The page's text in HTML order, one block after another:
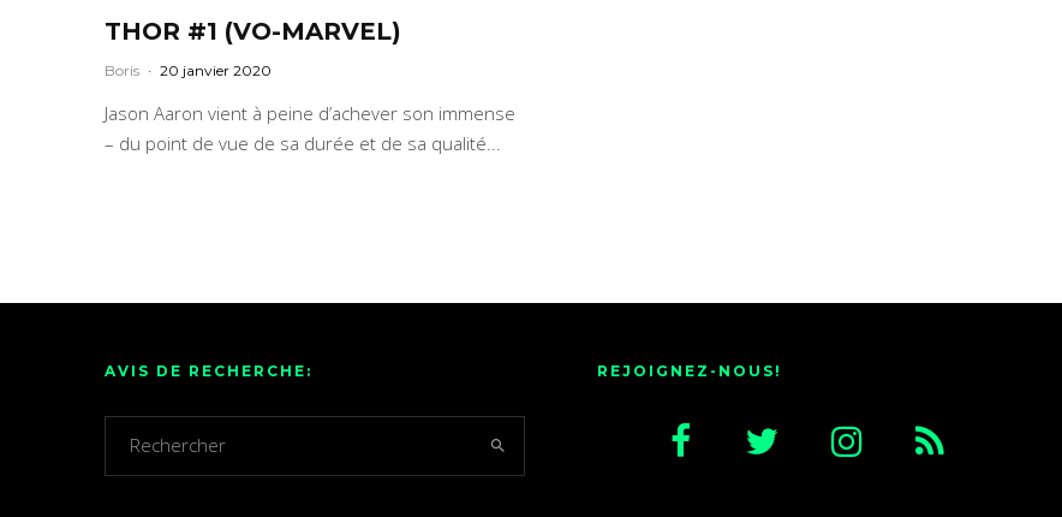
THOR #1 (VO-MARVEL)
Boris · 20 janvier 2020
Jason Aaron vient à peine d’achever son immense
– du point de vue de sa durée et de sa qualité...
AVIS DE RECHERCHE: REJOIGNEZ-NOUS!